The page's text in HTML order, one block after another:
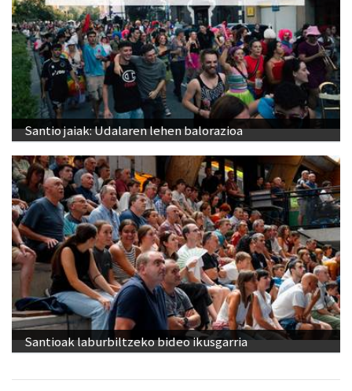
Santio jaiak: Udalaren lehen balorazioa
Santioak laburbiltzeko bideo ikusgarria